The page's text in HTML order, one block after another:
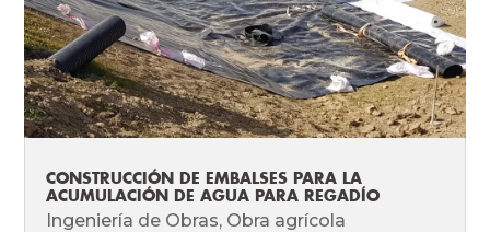
CONSTRUCCIÓN DE EMBALSES PARA LA
ACUMULACIÓN DE AGUA PARA REGADÍO
Ingeniería de Obras, Obra agrícola